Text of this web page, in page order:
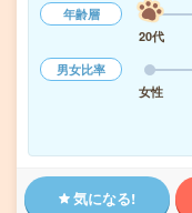
年齢層
20代
男女比率
女性
気になる!